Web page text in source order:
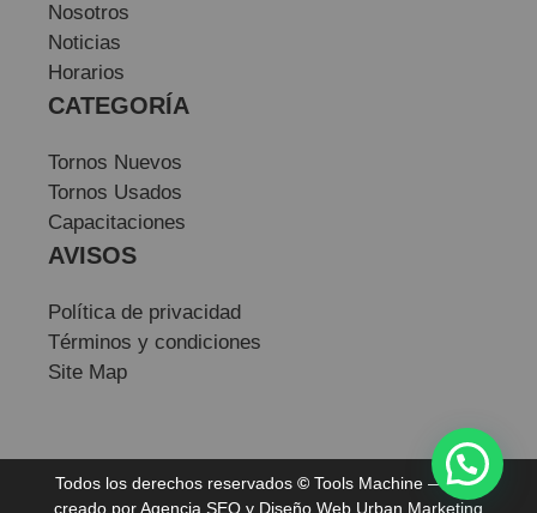
Nosotros
Noticias
Horarios
CATEGORÍA
Tornos Nuevos
Tornos Usados
Capacitaciones
AVISOS
Política de privacidad
Términos y condiciones
Site Map
Todos los derechos reservados © Tools Machine — Sitio
creado porAgencia SEO y Diseño Web Urban Marketing